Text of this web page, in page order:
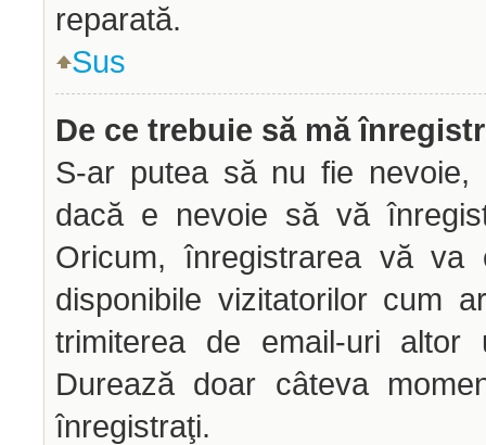
reparată.
Sus
De ce trebuie să mă
S-ar putea să nu fie nevoie,
dacă e nevoie să vă
Oricum, înregistrarea vă
disponibile vizitatorilor cum
trimiterea de email-uri
Durează doar câteva
înregistraţi.